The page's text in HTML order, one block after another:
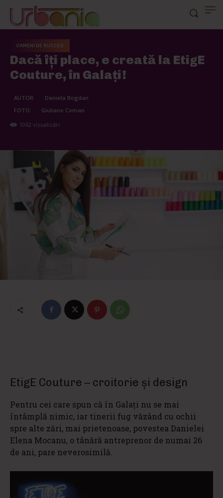
OAMENI DE SUCCES
Dacă îți place, e creată la EtigE
Couture, în Galați!
AUTOR:
Daniela Bogdan
FOTO:
Giuliano Coman
1062 vizualizări
EtigE Couture – croitorie și design
Pentru cei care spun că în Galați nu se mai
întâmplă nimic, iar tinerii fug văzând cu ochii
spre alte zări, mai prietenoase, povestea Danielei
Elena Mocanu, o tânără antreprenor de numai 26
de ani, pare neverosimilă.